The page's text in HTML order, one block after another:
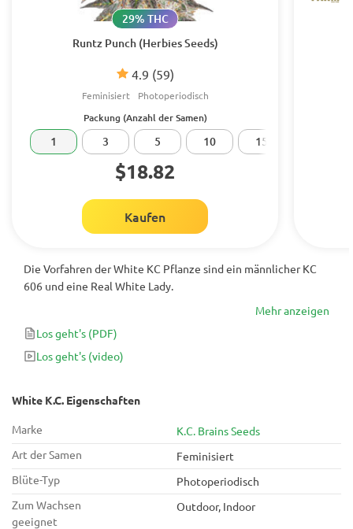
Runtz Punch (Herbies Seeds)
4.9 (59)
29% THC
Feminisiert Photoperiodisch
Packung (Anzahl der Samen)
1 3 5 10 15
$18.82
Kaufen
Die Vorfahren der White KC Pflanze sind ein männlicher KC
606 und eine Real White Lady.
Mehr anzeigen
Los geht's (PDF)
Los geht's (video)
White K.C. Eigenschaften
Marke
K.C. Brains Seeds
Art der Samen
Feminisiert
Blüte-Typ
Photoperiodisch
Zum Wachsen
geeignet
Outdoor, Indoor